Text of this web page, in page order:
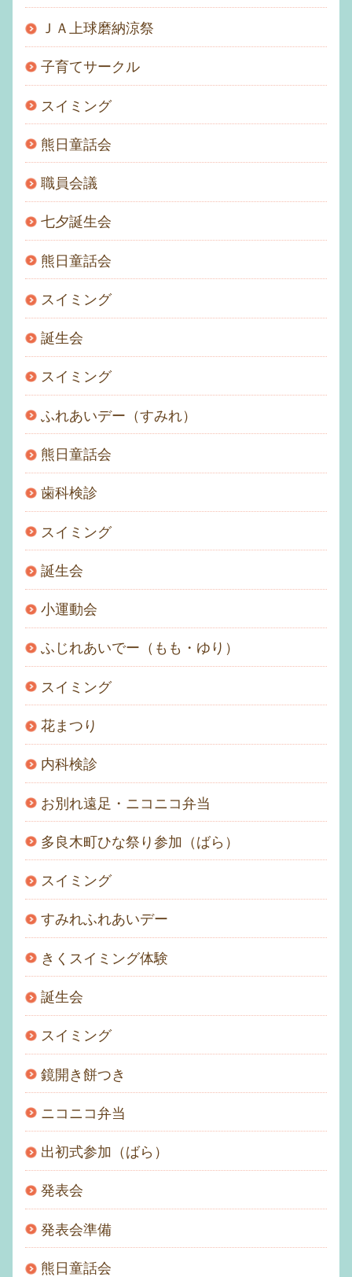
ＪＡ上球磨納涼祭
子育てサークル
スイミング
熊日童話会
職員会議
七夕誕生会
熊日童話会
スイミング
誕生会
スイミング
ふれあいデー（すみれ）
熊日童話会
歯科検診
スイミング
誕生会
小運動会
ふじれあいでー（もも・ゆり）
スイミング
花まつり
内科検診
お別れ遠足・ニコニコ弁当
多良木町ひな祭り参加（ばら）
スイミング
すみれふれあいデー
きくスイミング体験
誕生会
スイミング
鏡開き餅つき
ニコニコ弁当
出初式参加（ばら）
発表会
発表会準備
熊日童話会